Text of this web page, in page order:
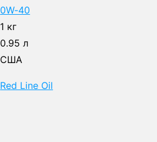
0W-40
1 кг
0.95 л
США
Red Line Oil